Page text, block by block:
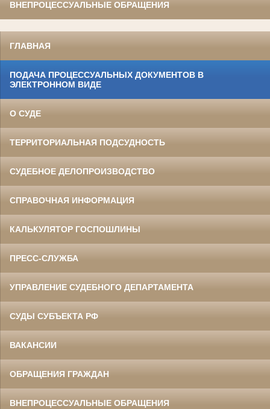
ВНЕПРОЦЕССУАЛЬНЫЕ ОБРАЩЕНИЯ
ГЛАВНАЯ
ПОДАЧА ПРОЦЕССУАЛЬНЫХ ДОКУМЕНТОВ В
ЭЛЕКТРОННОМ ВИДЕ
О СУДЕ
ТЕРРИТОРИАЛЬНАЯ ПОДСУДНОСТЬ
СУДЕБНОЕ ДЕЛОПРОИЗВОДСТВО
СПРАВОЧНАЯ ИНФОРМАЦИЯ
КАЛЬКУЛЯТОР ГОСПОШЛИНЫ
ПРЕСС-СЛУЖБА
УПРАВЛЕНИЕ СУДЕБНОГО ДЕПАРТАМЕНТА
СУДЫ СУБЪЕКТА РФ
ВАКАНСИИ
ОБРАЩЕНИЯ ГРАЖДАН
ВНЕПРОЦЕССУАЛЬНЫЕ ОБРАЩЕНИЯ